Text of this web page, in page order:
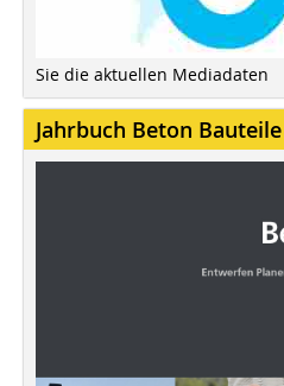
Sie die aktuellen Mediadaten
Jahrbuch Beton Bauteile